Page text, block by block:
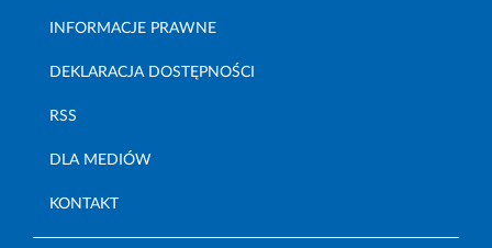
INFORMACJE PRAWNE
DEKLARACJA DOSTĘPNOŚCI
RSS
DLA MEDIÓW
KONTAKT